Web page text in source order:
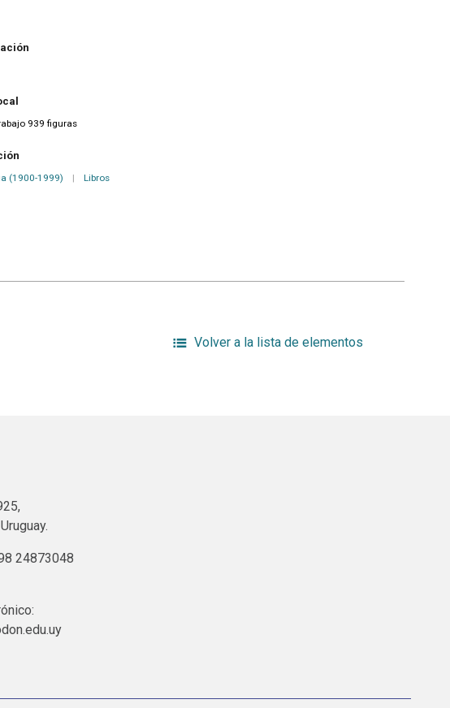
939 figuras
(1900-1999) | Libros
Volver a la lista de elementos
24873048